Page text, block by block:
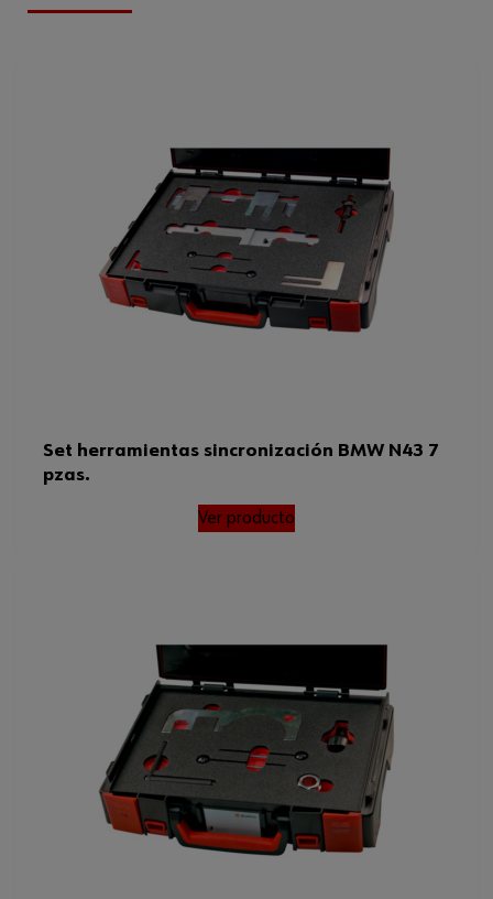
Set herramientas sincronización BMW N43 7
pzas.
Ver producto